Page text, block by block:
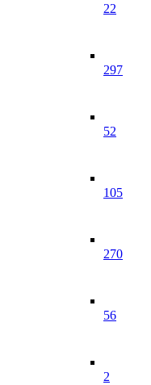
22
297
52
105
270
56
2